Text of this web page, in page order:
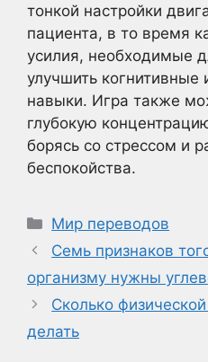
тонкой настройки
пациента, в то время
усилия, необходимые
улучшить
навыки. Игра также
глубокую
борясь со стрессом и
беспокойства.
Рубрики
Мир переводов
Семь признаков
организму нужны
Сколько
делать